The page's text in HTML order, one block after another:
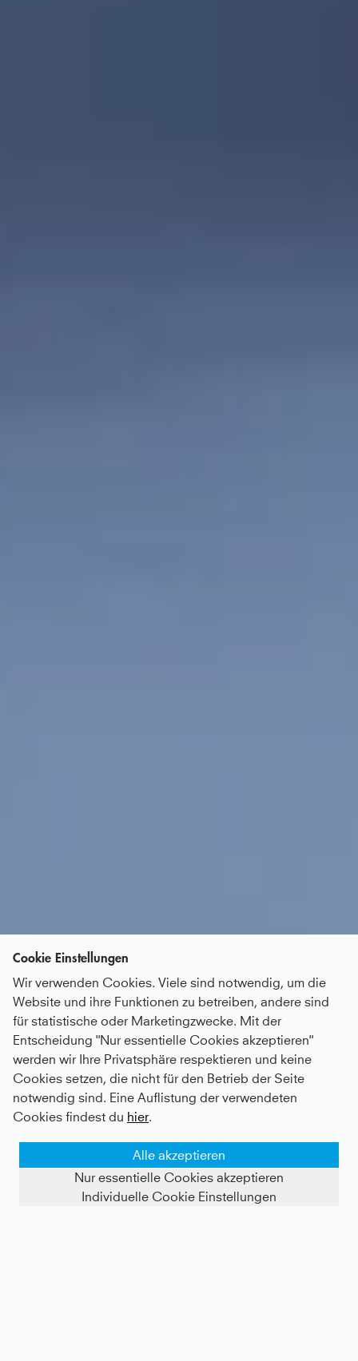
Cookie Einstellungen
Wir verwenden Cookies. Viele sind notwendig, um die
Website und ihre Funktionen zu betreiben, andere sind
für statistische oder Marketingzwecke. Mit der
Entscheidung "Nur essentielle Cookies akzeptieren"
werden wir Ihre Privatsphäre respektieren und keine
Cookies setzen, die nicht für den Betrieb der Seite
notwendig sind. Eine Auflistung der verwendeten
Cookies findest du hier.
Alle akzeptieren
Nur essentielle Cookies akzeptieren
Individuelle Cookie Einstellungen